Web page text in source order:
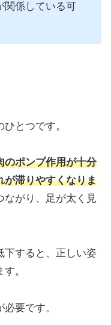
関係している可
とつです。
のポンプ作用が十分
が滞りやすくなりま
ながり、足が太く見
下すると、正しい姿
。
要です。